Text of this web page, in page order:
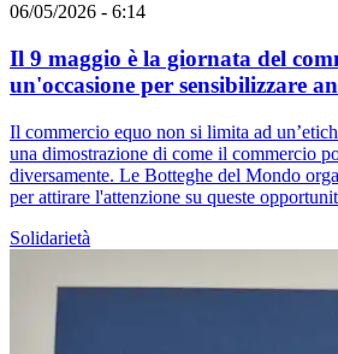
06/05/2026 - 6:14
Il 9 maggio è la giornata del
un'occasione per sensibilizzare
Il commercio equo non si limita ad
una dimostrazione di come il commercio
diversamente. Le Botteghe del Mondo
per attirare l'attenzione su queste
Solidarietà